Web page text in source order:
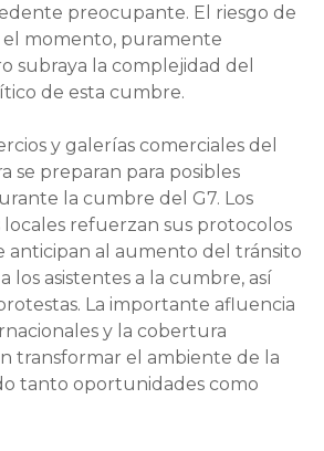
preocupante. El riesgo de
el momento, puramente
subraya la complejidad del
de esta cumbre.
y galerías comerciales del
se preparan para posibles
la cumbre del G7. Los
refuerzan sus protocolos
anticipan al aumento del tránsito
los asistentes a la cumbre, así
La importante afluencia
y la cobertura
transformar el ambiente de la
tanto oportunidades como